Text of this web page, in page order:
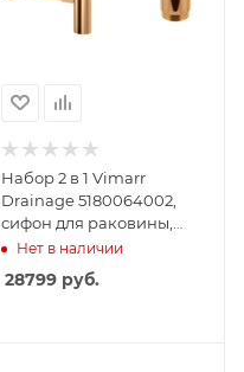
Набор 2 в 1 Vimarr
Drainage 5180064002,
сифон для раковины,
донный клапан без
перелива, золото
Нет в наличии
28799руб.